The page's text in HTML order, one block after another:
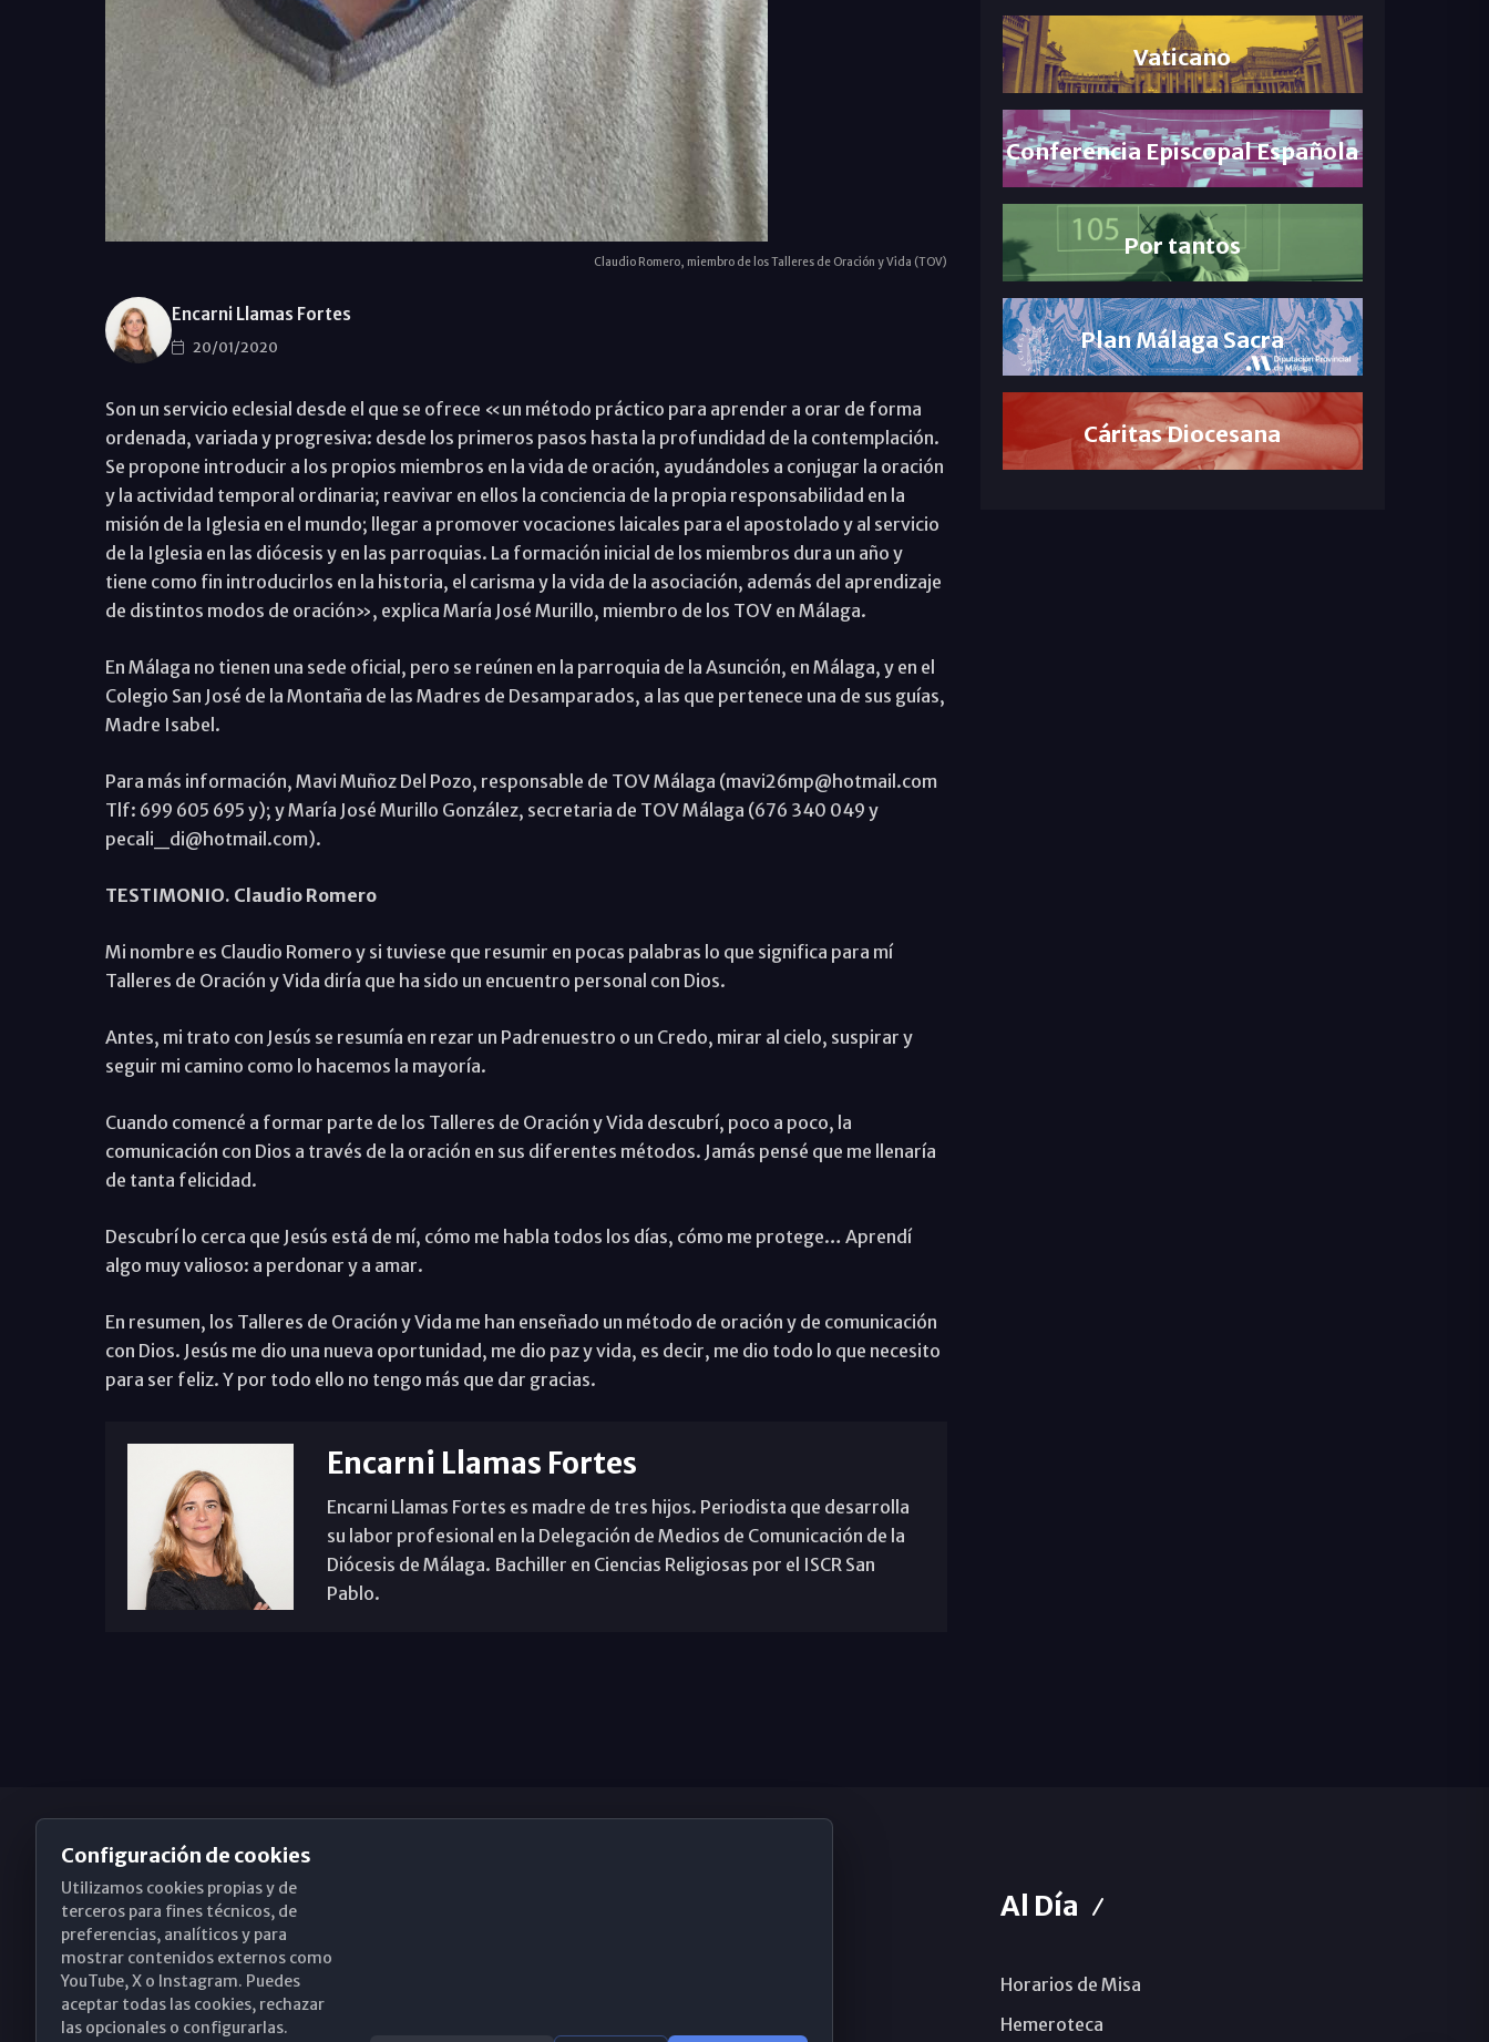
Claudio Romero, miembro de los Talleres de Oración y Vida (TOV)
Encarni Llamas Fortes
20/01/2020
Son un servicio eclesial desde el que se ofrece «un método práctico para aprender a orar de forma
ordenada, variada y progresiva: desde los primeros pasos hasta la profundidad de la contemplación.
Se propone introducir a los propios miembros en la vida de oración, ayudándoles a conjugar la oración
y la actividad temporal ordinaria; reavivar en ellos la conciencia de la propia responsabilidad en la
misión de la Iglesia en el mundo; llegar a promover vocaciones laicales para el apostolado y al servicio
de la Iglesia en las diócesis y en las parroquias. La formación inicial de los miembros dura un año y
tiene como fin introducirlos en la historia, el carisma y la vida de la asociación, además del aprendizaje
de distintos modos de oración», explica María José Murillo, miembro de los TOV en Málaga.
En Málaga no tienen una sede oficial, pero se reúnen en la parroquia de la Asunción, en Málaga, y en el
Colegio San José de la Montaña de las Madres de Desamparados, a las que pertenece una de sus guías,
Madre Isabel.
Para más información, Mavi Muñoz Del Pozo, responsable de TOV Málaga (mavi26mp@hotmail.com
Tlf: 699 605 695 y); y María José Murillo González, secretaria de TOV Málaga (676 340 049 y
pecali_di@hotmail.com).
TESTIMONIO. Claudio Romero
Mi nombre es Claudio Romero y si tuviese que resumir en pocas palabras lo que significa para mí
Talleres de Oración y Vida diría que ha sido un encuentro personal con Dios.
Antes, mi trato con Jesús se resumía en rezar un Padrenuestro o un Credo, mirar al cielo, suspirar y
seguir mi camino como lo hacemos la mayoría.
Cuando comencé a formar parte de los Talleres de Oración y Vida descubrí, poco a poco, la
comunicación con Dios a través de la oración en sus diferentes métodos. Jamás pensé que me llenaría
de tanta felicidad.
Descubrí lo cerca que Jesús está de mí, cómo me habla todos los días, cómo me protege… Aprendí
algo muy valioso: a perdonar y a amar.
En resumen, los Talleres de Oración y Vida me han enseñado un método de oración y de comunicación
con Dios. Jesús me dio una nueva oportunidad, me dio paz y vida, es decir, me dio todo lo que necesito
para ser feliz. Y por todo ello no tengo más que dar gracias.
Encarni Llamas Fortes
Encarni Llamas Fortes es madre de tres hijos. Periodista que desarrolla
su labor profesional en la Delegación de Medios de Comunicación de la
Diócesis de Málaga. Bachiller en Ciencias Religiosas por el ISCR San
Pablo.
Vaticano
Conferencia Episcopal Española
Por tantos
Plan Málaga Sacra
Cáritas Diocesana
Obispado de Málaga
Santa María, 18-20. 29015 Málaga
Al Día
Horarios de Misa
Hemeroteca
Configuración de cookies
Utilizamos cookies propias y de
terceros para fines técnicos, de
preferencias, analíticos y para
mostrar contenidos externos como
YouTube, X o Instagram. Puedes
aceptar todas las cookies, rechazar
las opcionales o configurarlas.